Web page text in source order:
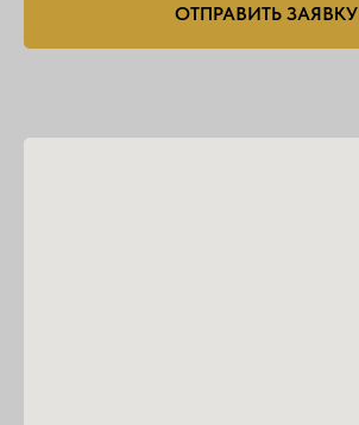
ОТПРАВИТЬ ЗАЯВКУ